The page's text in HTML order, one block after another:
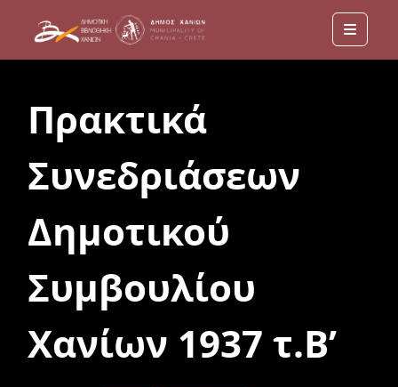
Menu
Πρακτικά
Συνεδριάσεων
Δημοτικού
Συμβουλίου
Χανίων 1937 τ.Β’